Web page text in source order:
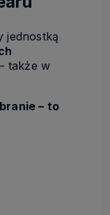
jednostką
także w
– to